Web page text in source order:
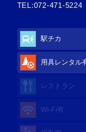
TEL:072-471-5224
駅チカ
用具レンタル
レストラン
Wi-Fi有